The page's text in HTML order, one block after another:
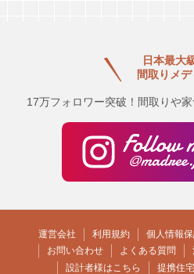
日本最大
間取りメ
17万フォロワー突破！間取りや
運営会社 利用規約 個人情報
お問い合わせ
よくある質問
設計者様はこちら
提携住